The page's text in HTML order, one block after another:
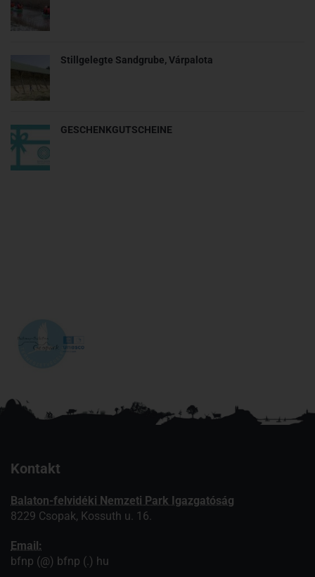
Stillgelegte Sandgrube, Várpalota
GESCHENKGUTSCHEINE
Kontakt
Balaton-felvidéki Nemzeti Park Igazgatóság
8229 Csopak, Kossuth u. 16.
Email:
bfnp (@) bfnp (.) hu